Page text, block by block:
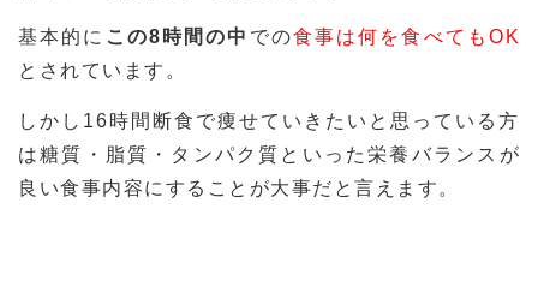
基本的に この8時間の中 での食事は何を食べてもOK
とされています。
しかし16時間断食で痩せていきたいと思っている方
は糖質・脂質・タンパク質といった栄養バランスが
良い食事内容にすることが大事だと言えます。